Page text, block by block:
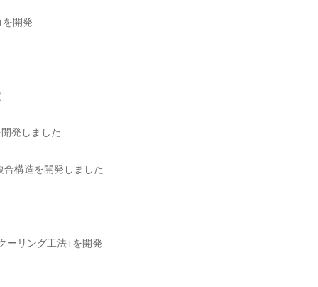
開発
発しました
構造を開発しました
リング工法」を開発